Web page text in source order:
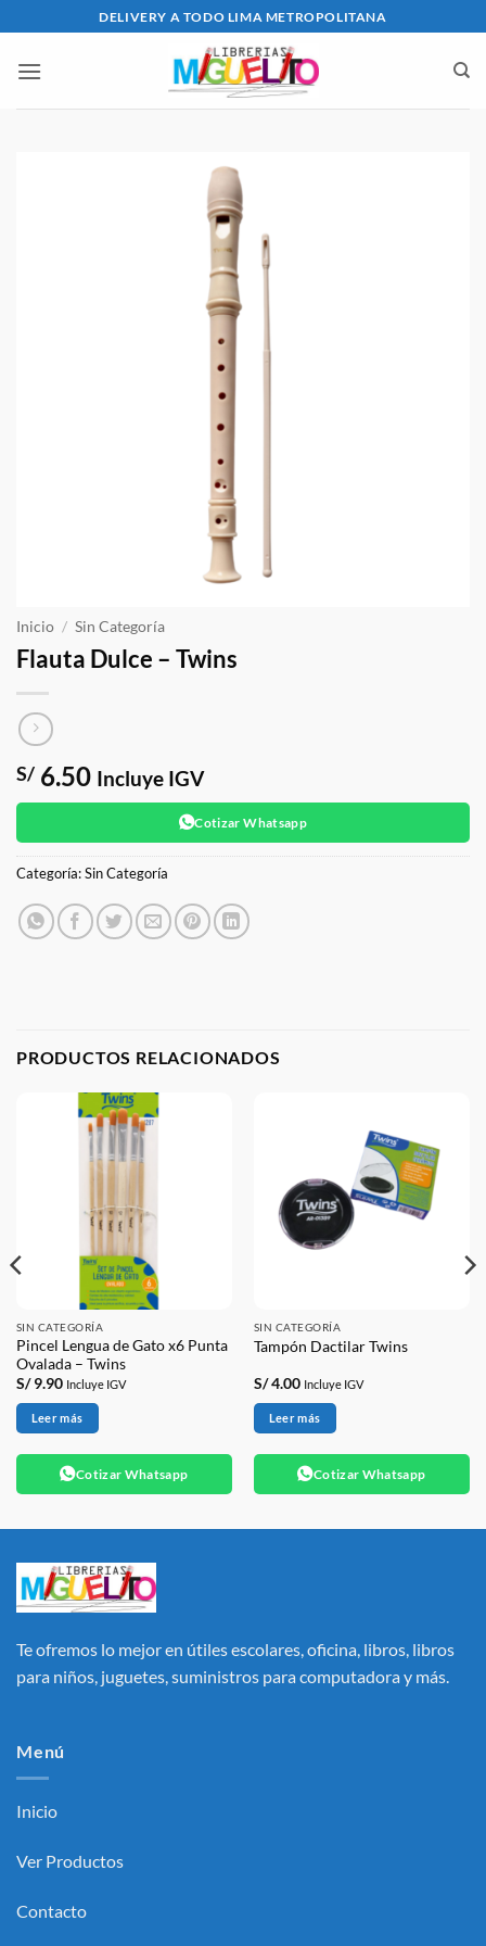
al
contenido
DELIVERY A TODO LIMA METROPOLITANA
Inicio / Sin Categoría
Flauta Dulce – Twins
S/ 6.50 Incluye IGV
Cotizar Whatsapp
Categoría:Sin Categoría
PRODUCTOS RELACIONADOS
SIN CATEGORÍA
Pincel Lengua de Gato x6 Punta
Ovalada – Twins
S/9.90 Incluye IGV
Leer más
Cotizar Whatsapp
SIN CATEGORÍA
Tampón Dactilar Twins
S/4.00 Incluye IGV
Leer más
Cotizar Whatsapp
Te ofremos lo mejor en útiles escolares, oficina, libros, libros
para niños, juguetes, suministros para computadora y más.
Menú
Inicio
Ver Productos
Contacto